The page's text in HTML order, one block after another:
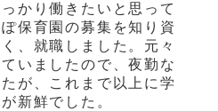
かり働きたいと思って
保育園の募集を知り資
、就職しました。元々
いましたので、夜勤な
が、これまで以上に学
新鮮でした。